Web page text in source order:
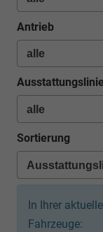
Antrieb
Ausstattungslinie
Sortierung
In Ihrer
Fahrzeuge: